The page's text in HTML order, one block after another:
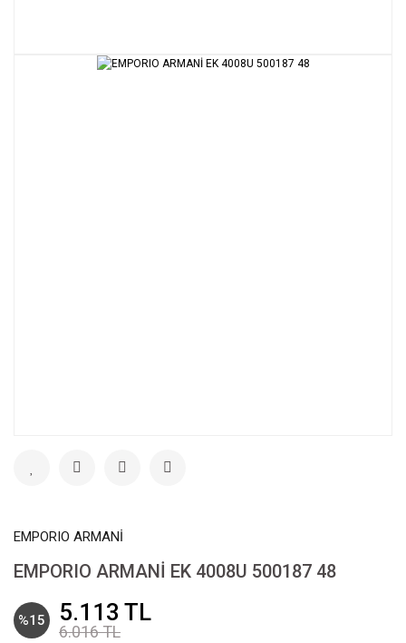
EMPORIO ARMANİ
EMPORIO ARMANİ EK 4008U 500187 48
%15 5.113 TL
6.016 TL